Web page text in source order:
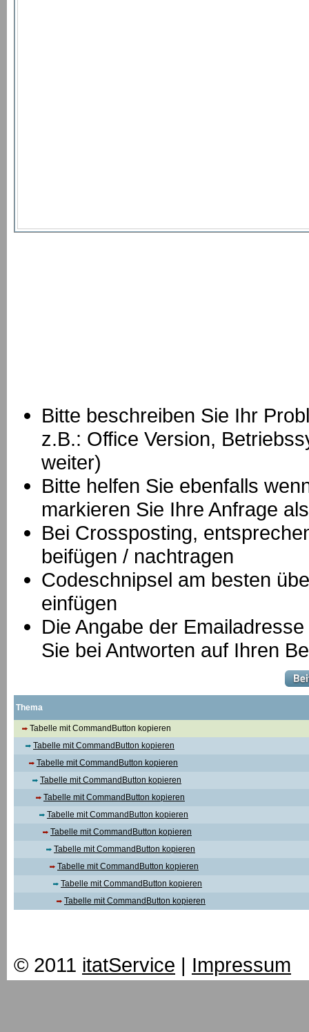
Bitte beschreiben Sie Ihr
z.B.: Office Version,
weiter)
Bitte helfen Sie ebenfalls
markieren Sie Ihre Anfrage
Bei Crossposting,
beifügen / nachtragen
Codeschnipsel am besten
einfügen
Die Angabe der
Sie bei Antworten auf Ihren
Thema
Tabelle mit CommandButton kopieren
Tabelle mit CommandButton kopieren
Tabelle mit CommandButton kopieren
Tabelle mit CommandButton kopieren
Tabelle mit CommandButton kopieren
Tabelle mit CommandButton kopieren
Tabelle mit CommandButton kopieren
Tabelle mit CommandButton kopieren
Tabelle mit CommandButton kopieren
Tabelle mit CommandButton kopieren
Tabelle mit CommandButton kopieren
© 2011 itatService | Impressum